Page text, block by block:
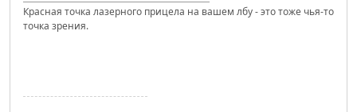
Красная точка лазерного прицела на вашем лбу - это тоже чья-то
точка зрения.